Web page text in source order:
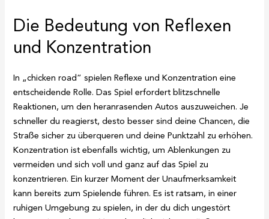
Die Bedeutung von Reflexen
und Konzentration
In „chicken road“ spielen Reflexe und Konzentration eine
entscheidende Rolle. Das Spiel erfordert blitzschnelle
Reaktionen, um den heranrasenden Autos auszuweichen. Je
schneller du reagierst, desto besser sind deine Chancen, die
Straße sicher zu überqueren und deine Punktzahl zu erhöhen.
Konzentration ist ebenfalls wichtig, um Ablenkungen zu
vermeiden und sich voll und ganz auf das Spiel zu
konzentrieren. Ein kurzer Moment der Unaufmerksamkeit
kann bereits zum Spielende führen. Es ist ratsam, in einer
ruhigen Umgebung zu spielen, in der du dich ungestört